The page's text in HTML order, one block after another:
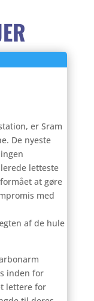
er Sram
De nyeste
letteste
at gøre
med
af de hule
inden for
lettere for